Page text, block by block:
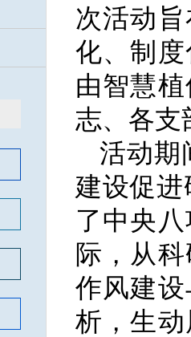
次活动
化、制
由智慧
志、各支
活动期
建设促
了中央
际，从
作风建
析，生